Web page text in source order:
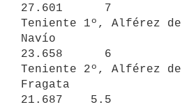
27.601      7
Teniente 1º, Alférez de
Navío
23.658      6
Teniente 2º, Alférez de
Fragata
21.687    5.5